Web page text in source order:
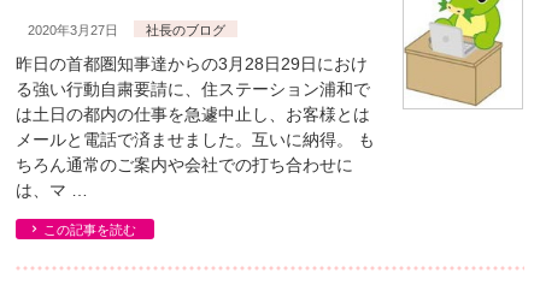
2020年3月27日 社長のブログ
昨日の首都圏知事達からの3月28日29日におけ
る強い行動自粛要請に、住ステーション浦和で
は土日の都内の仕事を急遽中止し、お客様とは
メールと電話で済ませました。互いに納得。 も
ちろん通常のご案内や会社での打ち合わせに
は、マ …
この記事を読む